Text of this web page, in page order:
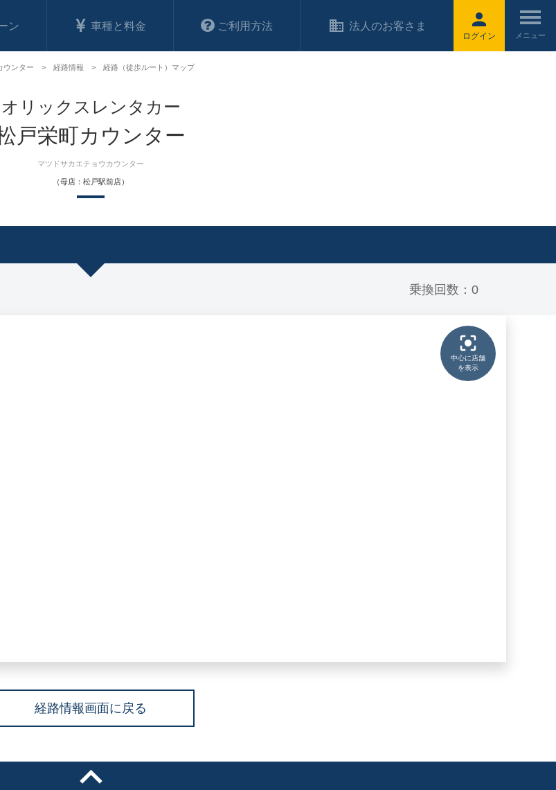
ログイン
ン 車種と料金 ご利用方法 法人のお客さま
オリックスレンタカー
戸栄町カウンター
マツドサカエチョウカウンター
（母店：松戸駅前店）
乗換回数：0
中心に店舗
を表示
経路情報画面に戻る
ウンター 経路情報 経路（徒歩ルート）マップ